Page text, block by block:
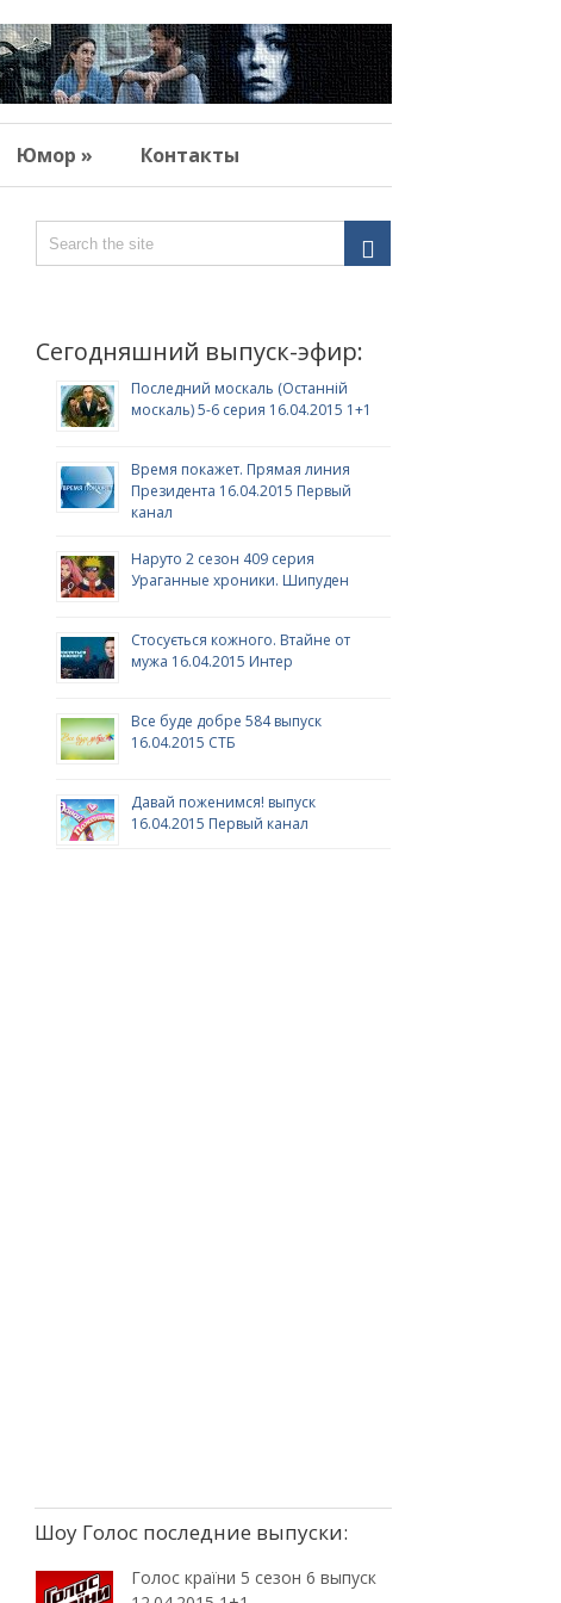
Юмор » Контакты
Сегодняшний выпуск-эфир:
Последний москаль (Останній
москаль) 5-6 серия 16.04.2015 1+1
Время покажет. Прямая линия
Президента 16.04.2015 Первый
канал
Наруто 2 сезон 409 серия
Ураганные хроники. Шипуден
Стосується кожного. Втайне от
мужа 16.04.2015 Интер
Все буде добре 584 выпуск
16.04.2015 СТБ
Давай поженимся! выпуск
16.04.2015 Первый канал
Шоу Голос последние выпуски:
Голос країни 5 сезон 6 выпуск